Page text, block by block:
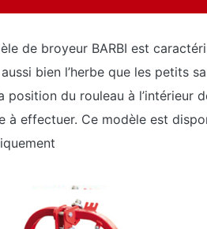
de broyeur BARBI est
bien l’herbe que les petits
position du rouleau à l’intérieur
à effectuer. Ce modèle est